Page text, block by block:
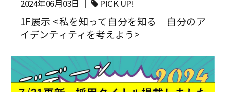
2024年06月03日 ｜ PICK UP!
1F展示 <私を知って自分を知る 自分のア
イデンティティを考えよう>